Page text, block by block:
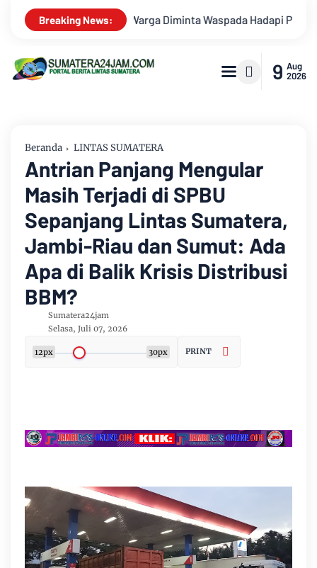
Breaking News:
Puncak Kemarau Survei Lapangan Dilakukan, Proyek
9 Aug
2026
Beranda LINTAS SUMATERA
Antrian Panjang Mengular
Masih Terjadi di SPBU
Sepanjang Lintas Sumatera,
Jambi-Riau dan Sumut: Ada
Apa di Balik Krisis Distribusi
BBM?
Sumatera24jam
Selasa, Juli 07, 2026
12px 30px PRINT